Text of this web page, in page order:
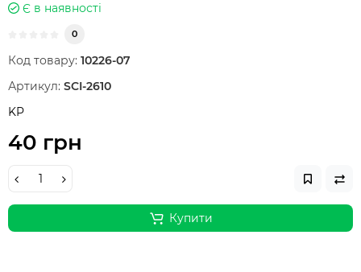
Є в наявності
0
Код товару: 10226-07
Артикул: SCI-2610
KP
40 грн
Купити